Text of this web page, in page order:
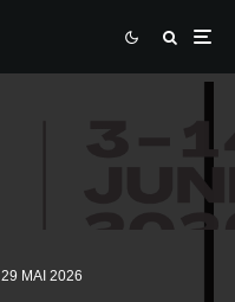
29 MAI 2026